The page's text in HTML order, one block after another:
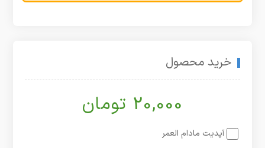
خرید محصول
20,000 تومان
آپدیت مادام العمر